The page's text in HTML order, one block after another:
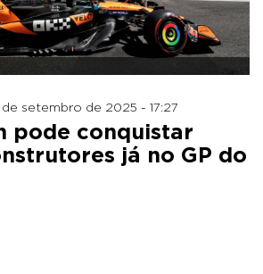
setembro de 2025 - 17:27
pode conquistar
já no GP do